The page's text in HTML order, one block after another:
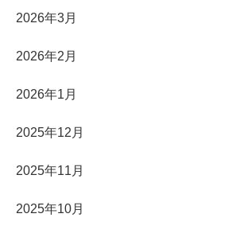
2026年3月
2026年2月
2026年1月
2025年12月
2025年11月
2025年10月